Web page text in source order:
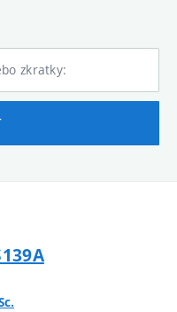
zkratky: